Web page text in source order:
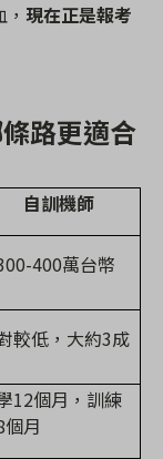
現在正是報考
路更適合
自訓機師
400萬台幣
較低，大約3成
12個月，訓練
個月